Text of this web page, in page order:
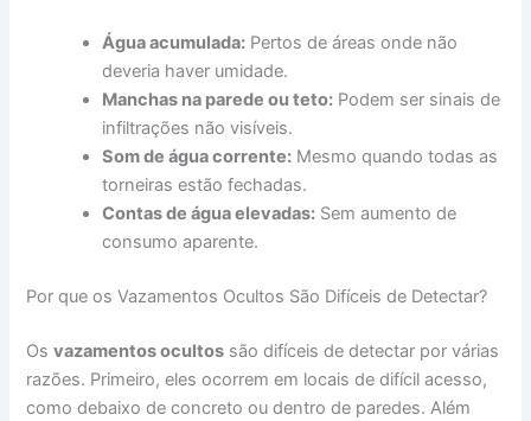
Água acumulada: Pertos de áreas onde não
deveria haver umidade.
Manchas na parede ou teto: Podem ser sinais de
infiltrações não visíveis.
Som de água corrente: Mesmo quando todas as
torneiras estão fechadas.
Contas de água elevadas: Sem aumento de
consumo aparente.
Por que os Vazamentos Ocultos São Difíceis de Detectar?
Osvazamentos ocultos são difíceis de detectar por várias
razões. Primeiro, eles ocorrem em locais de difícil acesso,
como debaixo de concreto ou dentro de paredes. Além